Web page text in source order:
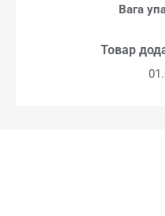
Вага
Товар